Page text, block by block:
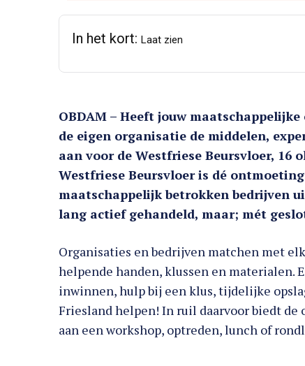
In het kort: Laat zien
OBDAM – Heeft jouw
de eigen organisatie de middelen,
aan voor de Westfriese Beursvloer, 16
Westfriese Beursvloer is dé
maatschappelijk betrokken bedrijven
lang actief gehandeld, maar; mét
Organisaties en bedrijven matchen met
helpende handen, klussen en materialen.
inwinnen, hulp bij een klus, tijdelijke
Friesland helpen! In ruil daarvoor biedt de
aan een workshop, optreden, lunch of